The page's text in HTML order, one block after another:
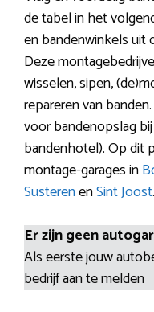
de tabel in het
en bandenwinkels uit
Deze
wisselen, sipen,
repareren van
voor bandenopslag
bandenhotel). Op dit
montage-garages in
SusterenenSint Joost.
Er zijn geen
Als eerste jouw
bedrijf aan te melden